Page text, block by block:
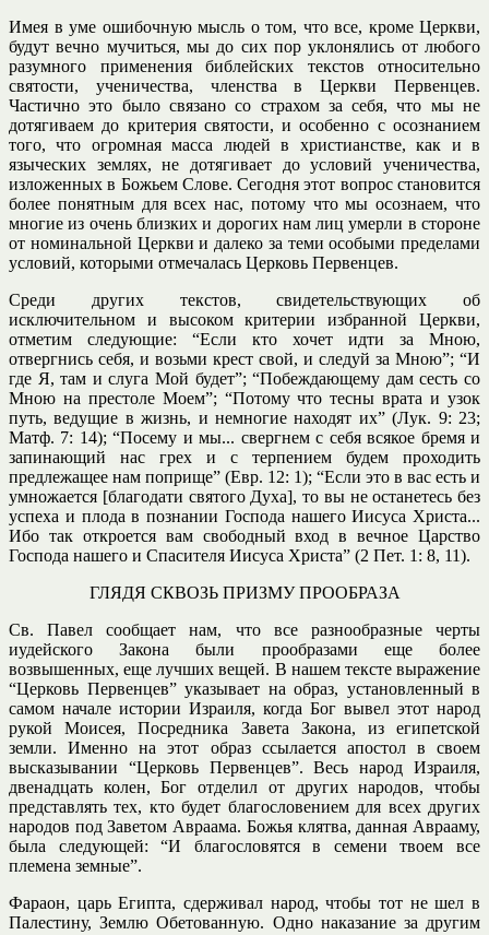
Имея в уме ошибочную мысль о том, что все, кроме Церкви,
будут вечно мучиться, мы до сих пор уклонялись от любого
разумного применения библейских текстов относительно
святости, ученичества, членства в Церкви Первенцев.
Частично это было связано со страхом за себя, что мы не
дотягиваем до критерия святости, и особенно с осознанием
того, что огромная масса людей в христианстве, как и в
языческих землях, не дотягивает до условий ученичества,
изложенных в Божьем Слове. Сегодня этот вопрос становится
более понятным для всех нас, потому что мы осознаем, что
многие из очень близких и дорогих нам лиц умерли в стороне
от номинальной Церкви и далеко за теми особыми пределами
условий, которыми отмечалась Церковь Первенцев.
Среди других текстов, свидетельствующих об
исключительном и высоком критерии избранной Церкви,
отметим следующие: “Если кто хочет идти за Мною,
отвергнись себя, и возьми крест свой, и следуй за Мною”; “И
где Я, там и слуга Мой будет”; “Побеждающему дам сесть со
Мною на престоле Моем”; “Потому что тесны врата и узок
путь, ведущие в жизнь, и немногие находят их” (Лук. 9: 23;
Матф. 7: 14); “Посему и мы... свергнем с себя всякое бремя и
запинающий нас грех и с терпением будем проходить
предлежащее нам поприще” (Евр. 12: 1); “Если это в вас есть и
умножается [благодати святого Духа], то вы не останетесь без
успеха и плода в познании Господа нашего Иисуса Христа...
Ибо так откроется вам свободный вход в вечное Царство
Господа нашего и Спасителя Иисуса Христа” (2 Пет. 1: 8, 11).
ГЛЯДЯ СКВОЗЬ ПРИЗМУ ПРООБРАЗА
Св. Павел сообщает нам, что все разнообразные черты
иудейского Закона были прообразами еще более
возвышенных, еще лучших вещей. В нашем тексте выражение
“Церковь Первенцев” указывает на образ, установленный в
самом начале истории Израиля, когда Бог вывел этот народ
рукой Моисея, Посредника Завета Закона, из египетской
земли. Именно на этот образ ссылается апостол в своем
высказывании “Церковь Первенцев”. Весь народ Израиля,
двенадцать колен, Бог отделил от других народов, чтобы
представлять тех, кто будет благословением для всех других
народов под Заветом Авраама. Божья клятва, данная Аврааму,
была следующей: “И благословятся в семени твоем все
племена земные”.
Фараон, царь Египта, сдерживал народ, чтобы тот не шел в
Палестину, Землю Обетованную. Одно наказание за другим